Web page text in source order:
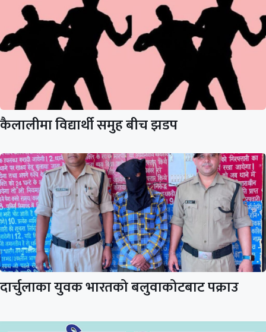
कैलालीमा विद्यार्थी समुह बीच झडप
दार्चुलाका युवक भारतको बलुवाकोटबाट पक्राउ